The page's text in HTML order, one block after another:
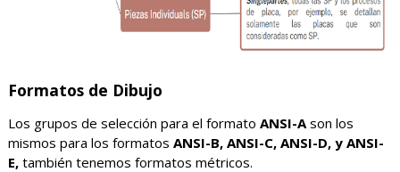
Formatos de Dibujo
Los grupos de selección para el formato ANSI-Ason los
mismos para los formatos ANSI-B, ANSI-C, ANSI-D, y ANSI-
E,también tenemos formatos métricos.